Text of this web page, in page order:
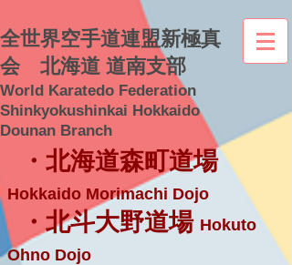
全世界空手道連盟新極真
会 北海道 道南支部
World Karatedo Federation
Shinkyokushinkai Hokkaido
Dounan Branch
・北海道森町道場
Hokkaido Morimachi Dojo
・北斗大野道場 Hokuto
Ohno Dojo